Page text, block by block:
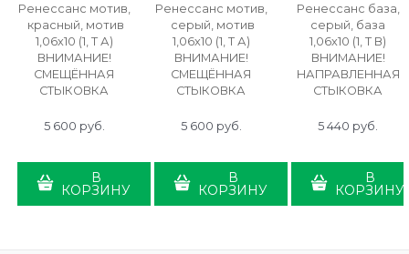
Ренессанс мотив,
красный, мотив
1,06х10 (1, Т А)
ВНИМАНИЕ!
СМЕЩЁННАЯ
СТЫКОВКА
5 600 руб.
В
КОРЗИНУ
Ренессанс мотив,
серый, мотив
1,06х10 (1, Т А)
ВНИМАНИЕ!
СМЕЩЁННАЯ
СТЫКОВКА
5 600 руб.
В
КОРЗИНУ
Ренессанс база,
серый, база
1,06х10 (1, Т В)
ВНИМАНИЕ!
НАПРАВЛЕННАЯ
СТЫКОВКА
5 440 руб.
В
КОРЗИНУ